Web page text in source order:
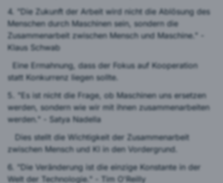
4. "Die Zukunft der Arbeit wird nicht die Ablösung des
Menschen durch Maschinen sein, sondern die
Zusammenarbeit zwischen Mensch und Maschine." -
Klaus Schwab
Eine Ermahnung, dass der Fokus auf Kooperation
statt Konkurrenz liegen sollte.
5. "Es ist nicht die Frage, ob Maschinen uns ersetzen
werden, sondern wie wir mit ihnen zusammenarbeiten
werden." - Satya Nadella
Dies stellt die Wichtigkeit der Zusammenarbeit
zwischen Mensch und KI in den Vordergrund.
6. "Die Veränderung ist die einzige Konstante in der
Welt der Technologie." - Tim O'Reilly